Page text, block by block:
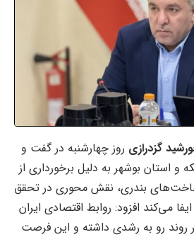
گزدرازی روز چهارشنبه در گفت و
و استان بوشهر به دلیل برخورداری از
بندری، نقش محوری در تحقق
می‌کند افزود: روابط اقتصادی ایران
رو به رشدی داشته و این فرصت